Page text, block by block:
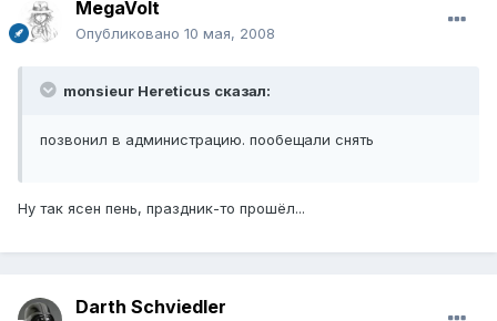
MegaVolt
Опубликовано 10 мая, 2008
monsieur Hereticus сказал:
позвонил в администрацию. пообещали снять
Ну так ясен пень, праздник-то прошёл...
Darth Schviedler